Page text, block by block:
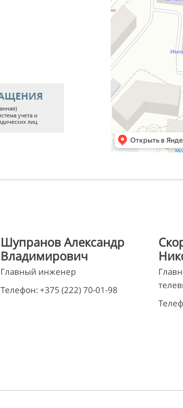
Шупранов Александр
Владимирович
Главный инженер
Телефон: +375 (222) 70-01-98